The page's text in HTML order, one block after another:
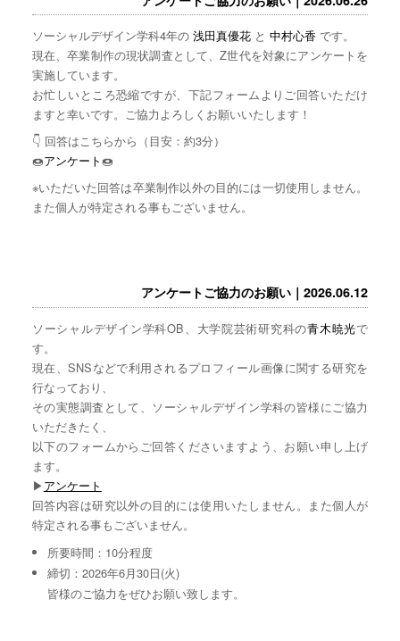
ソーシャルデザイン学科4年の 浅田真優花と 中村心香 です。
現在、卒業制作の現状調査として、Z世代を対象にアンケートを
実施しています。
お忙しいところ恐縮ですが、下記フォームよりご回答いただけ
ますと幸いです。ご協力よろしくお願いいたします！
👇 回答はこちらから（目安：約3分）
🍩アンケート🍩
※いただいた回答は卒業制作以外の目的には一切使用しません。
また個人が特定される事もございません。
アンケートご協力のお願い｜2026.06.12
ソーシャルデザイン学科OB、大学院芸術研究科の青木暁光で
す。
現在、SNSなどで利用されるプロフィール画像に関する研究を
行なっており、
その実態調査として、ソーシャルデザイン学科の皆様にご協力
いただきたく、
以下のフォームからご回答くださいますよう、お願い申し上げ
ます。
▶︎アンケート
回答内容は研究以外の目的には使用いたしません。また個人が
特定される事もございません。
所要時間：10分程度
締切：2026年6月30日(火)
皆様のご協力をぜひお願い致します。